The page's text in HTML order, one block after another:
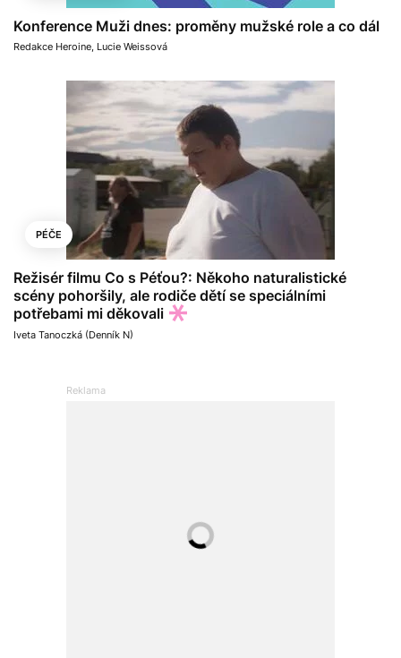
Konference Muži dnes: proměny mužské role a co dál
Redakce Heroine Lucie Weissová
PÉČE
Režisér filmu Co s Péťou?: Někoho naturalistické
scény pohoršily, ale rodiče dětí se speciálními
potřebami mi děkovali
Iveta Tanoczká (Denník N)